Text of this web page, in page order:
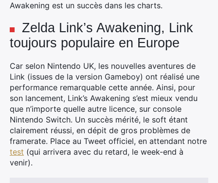
Awakening est un succès dans les charts.
Zelda Link’s Awakening, Link
toujours populaire en Europe
Car selon Nintendo UK, les nouvelles aventures de
Link (issues de la version Gameboy) ont réalisé une
performance remarquable cette année. Ainsi, pour
son lancement, Link’s Awakening s’est mieux vendu
que n’importe quelle autre licence, sur console
Nintendo Switch. Un succès mérité, le soft étant
clairement réussi, en dépit de gros problèmes de
framerate. Place au Tweet officiel, en attendant notre
test (qui arrivera avec du retard, le week-end à
venir).